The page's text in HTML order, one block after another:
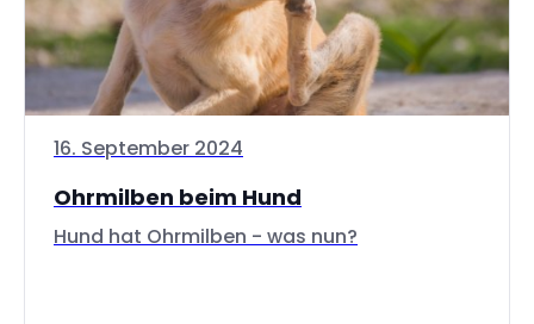
16. September 2024
Ohrmilben beim Hund
Hund hat Ohrmilben - was nun?